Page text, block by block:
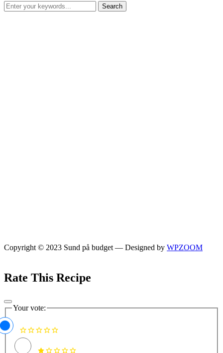
Copyright © 2023 Sund på budget — Designed by WPZOOM
Rate This Recipe
Your vote: